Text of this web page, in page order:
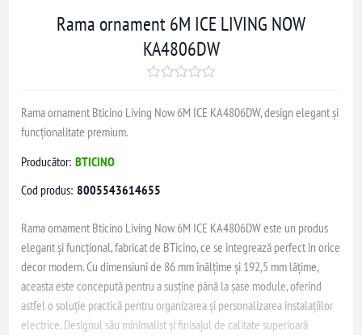
Rama ornament 6M ICE LIVING NOW
KA4806DW
Rama ornament Bticino Living Now 6M ICE KA4806DW, design elegant și
funcționalitate premium.
Producător: BTICINO
Cod produs: 8005543614655
Rama ornament Bticino Living Now 6M ICE KA4806DW este un produs
elegant și funcțional, fabricat de BTicino, ce se integrează perfect în orice
decor modern. Cu dimensiuni de 86 mm înălțime și 192,5 mm lățime,
aceasta este concepută pentru a susține până la șase module, oferind
astfel o soluție practică pentru organizarea și personalizarea instalațiilor
electrice. Designul său minimalist și finisajul de calitate superioară